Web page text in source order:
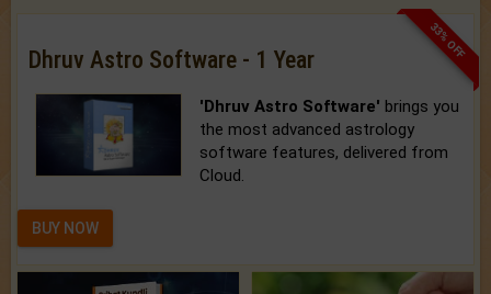
33% OFF
Dhruv Astro Software - 1 Year
'Dhruv Astro Software' brings you
the most advanced astrology
software features, delivered from
Cloud.
BUY NOW